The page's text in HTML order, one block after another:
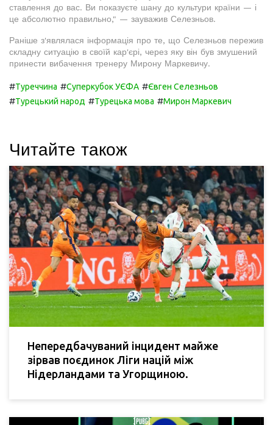
ставлення до вас. Ви показуєте шану до культури країни — і
це абсолютно правильно," — зауважив Селезньов.
Раніше з'являлася інформація про те, що Селезньов пережив
складну ситуацію в своїй кар'єрі, через яку він був змушений
принести вибачення тренеру Мирону Маркевичу.
#Туреччина #Суперкубок УЄФА #Євген Селезньов
#Турецький народ #Турецька мова #Мирон Маркевич
Читайте також
Непередбачуваний інцидент майже
зірвав поєдинок Ліги націй між
Нідерландами та Угорщиною.